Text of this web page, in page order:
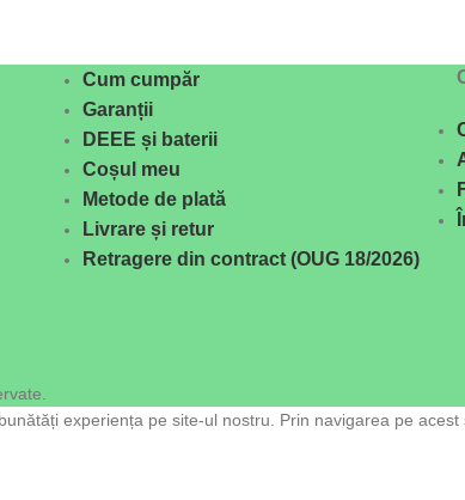
Cum cumpăr
Garanții
DEEE și baterii
Coșul meu
Metode de plată
Livrare și retur
Retragere din contract (OUG 18/2026)
experiența pe site-ul nostru. Prin navigarea pe